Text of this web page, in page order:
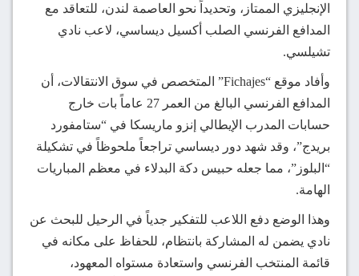
الإنجليزي الممتاز، وتحديداً نحو العاصمة لندن، للتعاقد مع
المدافع الفرنسي الصلب أكسيل ديساسي، لاعب نادي
تشيلسي.
وأفاد موقع “Fichajes” المتخصص في سوق الانتقالات، أن
المدافع الفرنسي البالغ من العمر 27 عاماً بات خارج
حسابات المدرب الإيطالي إنزو ماريسكا في “ستامفورد
بريدج”، وقد شهد دور ديساسي تراجعاً ملحوظاً في تشكيلة
“البلوز”، مما جعله حبيس دكة البدلاء في معظم المباريات
الهامة.
وهذا الوضع دفع اللاعب للتفكير جدياً في الرحيل للبحث عن
نادي يضمن له المشاركة بانتظام، للحفاظ على مكانه في
قائمة المنتخب الفرنسي واستعادة مستواه المعهود،